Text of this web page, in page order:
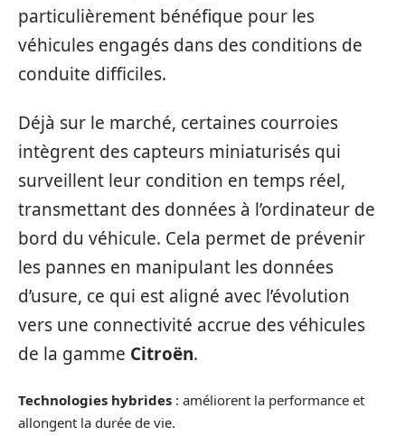
particulièrement bénéfique pour les
véhicules engagés dans des conditions de
conduite difficiles.
Déjà sur le marché, certaines courroies
intègrent des capteurs miniaturisés qui
surveillent leur condition en temps réel,
transmettant des données à l’ordinateur de
bord du véhicule. Cela permet de prévenir
les pannes en manipulant les données
d’usure, ce qui est aligné avec l’évolution
vers une connectivité accrue des véhicules
de la gamme Citroën.
Technologies hybrides : améliorent la performance et
allongent la durée de vie.